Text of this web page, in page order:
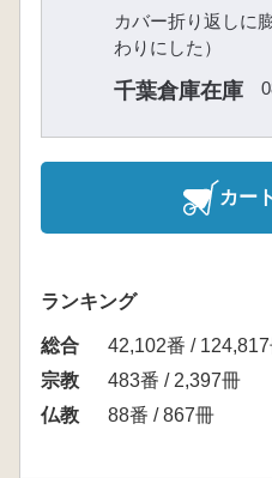
カバー折り返しに
わりにした）
千葉倉庫在庫
カー
ランキング
総合
42,102番 /
宗教
483番 / 2,397冊
仏教
88番 / 867冊